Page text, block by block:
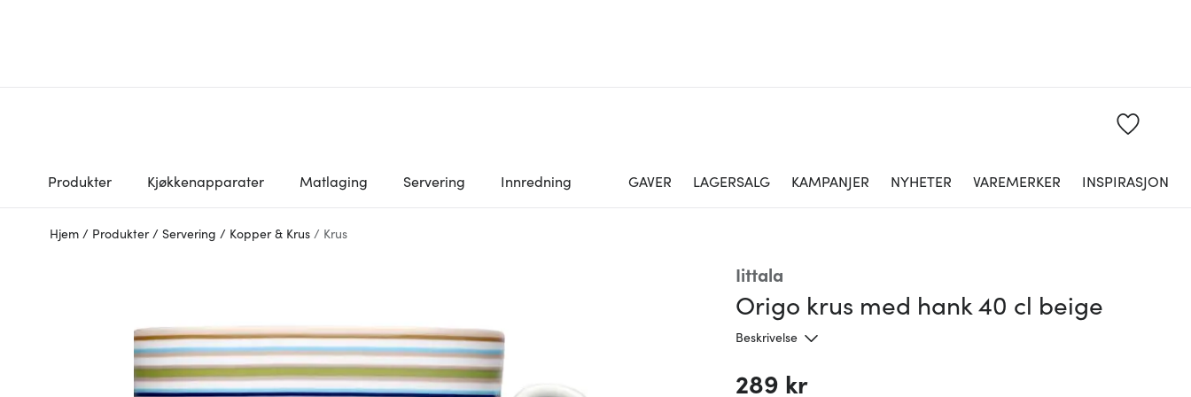
Produkter Kjøkkenapparater Matlaging Servering Innredning GAVER LAGERSALG KAMPANJER NYHETER VAREMERKER INSPIRASJON
Hjem / Produkter / Servering / Kopper & Krus / Krus
Iittala
Origo krus med hank 40 cl beige
Beskrivelse
289 kr